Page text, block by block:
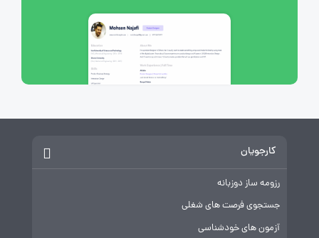
کارجویان
رزومه ساز دوزبانه
جستجوی فرصت های شغلی
آزمون های خودشناسی